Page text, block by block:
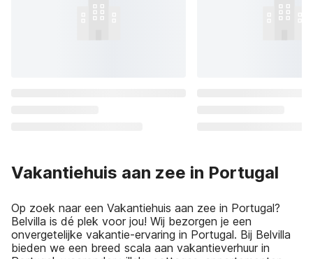
Vakantiehuis aan zee in Portugal
Op zoek naar een Vakantiehuis aan zee in Portugal?
Belvilla is dé plek voor jou! Wij bezorgen je een
onvergetelijke vakantie-ervaring in Portugal. Bij Belvilla
bieden we een breed scala aan vakantieverhuur in